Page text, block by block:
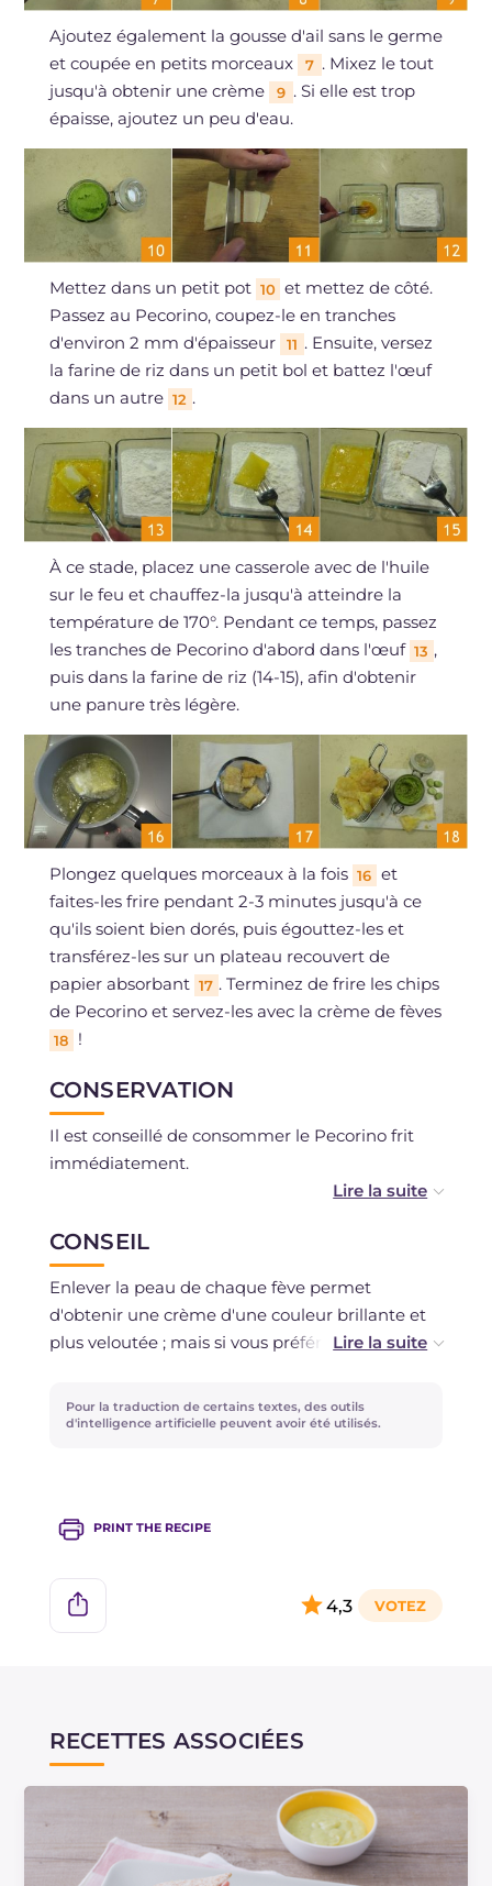
Ajoutez également la gousse d'ail sans le germe
et coupée en petits morceaux
7 . Mixez le tout
jusqu'à obtenir une crème
9 . Si elle est trop
épaisse, ajoutez un peu d'eau.
Mettez dans un petit pot 10 et mettez de côté.
Passez au Pecorino, coupez-le en tranches
d'environ 2 mm d'épaisseur
11 . Ensuite, versez
la farine de riz dans un petit bol et battez l'œuf
dans un autre 12 .
À ce stade, placez une casserole avec de l'huile
sur le feu et chauffez-la jusqu'à atteindre la
température de 170°. Pendant ce temps, passez
les tranches de Pecorino d'abord dans l'œuf 13 ,
puis dans la farine de riz (14-15), afin d'obtenir
une panure très légère.
Plongez quelques morceaux à la fois 16 et
faites-les frire pendant 2-3 minutes jusqu'à ce
qu'ils soient bien dorés, puis égouttez-les et
transférez-les sur un plateau recouvert de
papier absorbant 17 . Terminez de frire les chips
de Pecorino et servez-les avec la crème de fèves
18 !
CONSERVATION
Il est conseillé de consommer le Pecorino frit
immédiatement.
au réfrigérateur.
CONSEIL
Enlever la peau de chaque fève permet
d'obtenir une crème d'une couleur brillante et
plus veloutée ; mais si vous préférez, vous
plus de jus de citron ; sinon, utilisez-les pour un
bouillon de légumes !
petits pois.
À la place de la farine de riz, vous pouvez utiliser
de la semoule.
Pour la traduction de certains textes, des outils
d'intelligence artificielle peuvent avoir été utilisés.
PRINT THE RECIPE
4,3
RECETTES ASSOCIÉES